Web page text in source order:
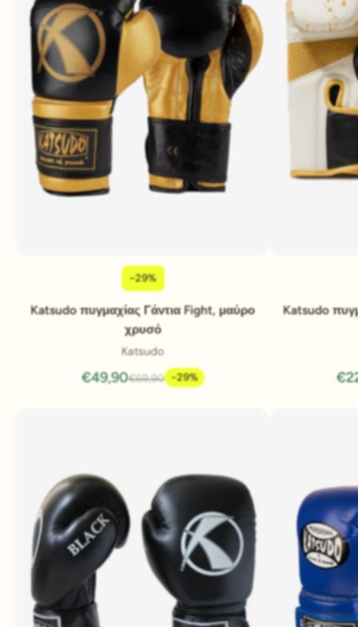
Pridať do košíka
-29%
Katsudo πυγμαχίας Γάντια Fight, μαύρο
χρυσό
Katsudo
€49,90€69,90 -29%
Katsudo